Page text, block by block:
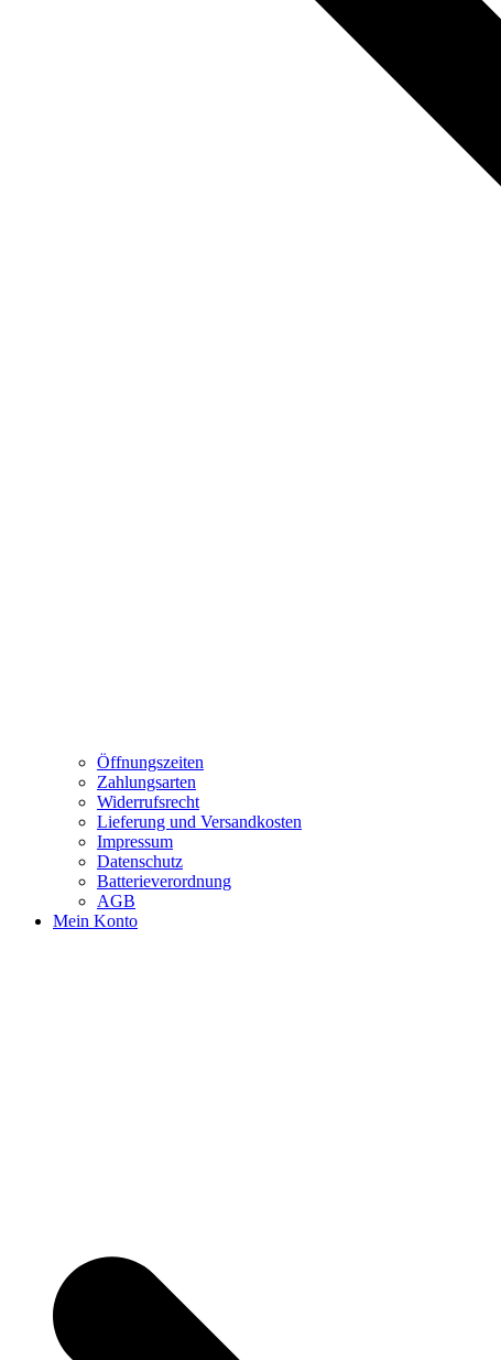
Öffnungszeiten
Zahlungsarten
Widerrufsrecht
Lieferung und Versandkosten
Impressum
Datenschutz
Batterieverordnung
AGB
Mein Konto